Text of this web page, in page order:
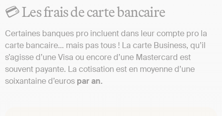
💳 Les frais de carte bancaire
Certaines banques pro incluent dans leur compte pro la
carte bancaire… mais pas tous ! La carte Business, qu’il
s’agisse d’une Visa ou encore d’une Mastercard est
souvent payante. La cotisation est en moyenne d’une
soixantaine d’euros par an.